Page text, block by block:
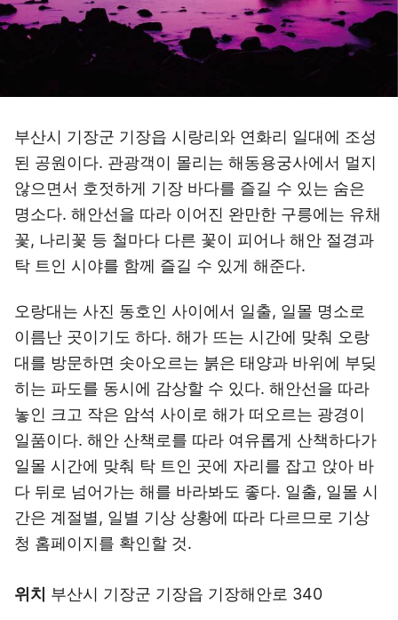
부산시 기장군 기장읍 시랑리와 연화리 일대에 조성
된 공원이다. 관광객이 몰리는 해동용궁사에서 멀지
않으면서 호젓하게 기장 바다를 즐길 수 있는 숨은
명소다. 해안선을 따라 이어진 완만한 구릉에는 유채
꽃, 나리꽃 등 철마다 다른 꽃이 피어나 해안 절경과
탁 트인 시야를 함께 즐길 수 있게 해준다.
오랑대는 사진 동호인 사이에서 일출, 일몰 명소로
이름난 곳이기도 하다. 해가 뜨는 시간에 맞춰 오랑
대를 방문하면 솟아오르는 붉은 태양과 바위에 부딪
히는 파도를 동시에 감상할 수 있다. 해안선을 따라
놓인 크고 작은 암석 사이로 해가 떠오르는 광경이
일품이다. 해안 산책로를 따라 여유롭게 산책하다가
일몰 시간에 맞춰 탁 트인 곳에 자리를 잡고 앉아 바
다 뒤로 넘어가는 해를 바라봐도 좋다. 일출, 일몰 시
간은 계절별, 일별 기상 상황에 따라 다르므로 기상
청 홈페이지를 확인할 것.
위치 부산시 기장군 기장읍 기장해안로 340